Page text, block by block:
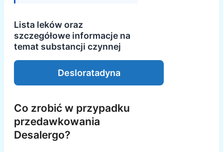
Lista leków oraz
szczegółowe informacje na
temat substancji czynnej
Desloratadyna
Co zrobić w przypadku
przedawkowania
Desalergo?